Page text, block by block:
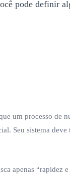
pode definir
um processo de
Seu sistema deve
apenas “rapidez